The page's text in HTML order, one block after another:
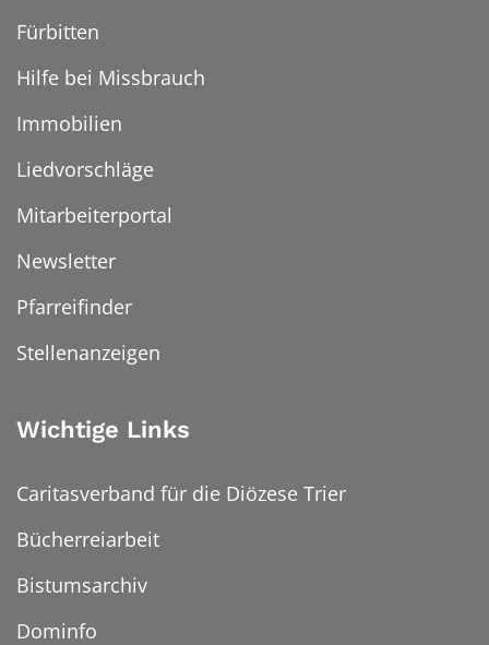
Fürbitten
Hilfe bei Missbrauch
Immobilien
Liedvorschläge
Mitarbeiterportal
Newsletter
Pfarreifinder
Stellenanzeigen
Wichtige Links
Caritasverband für die Diözese Trier
Bücherreiarbeit
Bistumsarchiv
Dominfo